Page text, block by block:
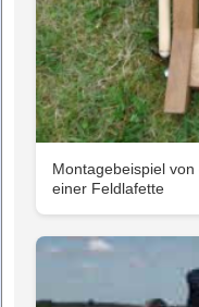
Montagebeispiel
einer Feldlafette